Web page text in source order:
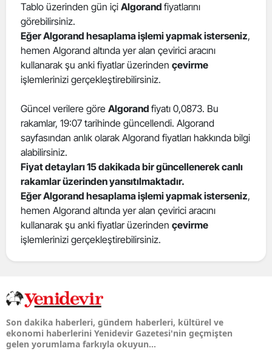
Tablo üzerinden gün içi Algorand fiyatlarını
görebilirsiniz.
Eğer Algorand hesaplama işlemi yapmak isterseniz,
hemen Algorand altında yer alan çevirici aracını
kullanarak şu anki fiyatlar üzerinden çevirme
işlemlerinizi gerçekleştirebilirsiniz.
Güncel verilere göre Algorand fiyatı 0,0873. Bu
rakamlar, 19:07 tarihinde güncellendi. Algorand
sayfasından anlık olarak Algorand fiyatları hakkında bilgi
alabilirsiniz.
Fiyat detayları 15 dakikada bir güncellenerek canlı
rakamlar üzerinden yansıtılmaktadır.
Eğer Algorand hesaplama işlemi yapmak isterseniz,
hemen Algorand altında yer alan çevirici aracını
kullanarak şu anki fiyatlar üzerinden çevirme
işlemlerinizi gerçekleştirebilirsiniz.
Son dakika haberleri, gündem haberleri, kültürel ve
ekonomi haberlerini Yenidevir Gazetesi'nin geçmişten
gelen yorumlama farkıyla okuyun...